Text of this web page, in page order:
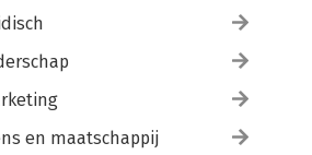
en maatschappij